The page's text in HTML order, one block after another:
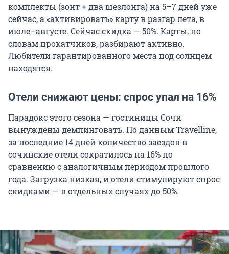
комплекты (зонт + два шезлонга) на 5–7 дней уже
сейчас, а «активировать» карту в разгар лета, в
июле–августе. Сейчас скидка — 50%. Карты, по
словам прокатчиков, разбирают активно.
Любители гарантированного места под солнцем
находятся.
Отели снижают цены: спрос упал на 16%
Парадокс этого сезона — гостиницы Сочи
вынуждены демпинговать. По данным Travelline,
за последние 14 дней количество заездов в
сочинские отели сократилось на 16% по
сравнению с аналогичным периодом прошлого
года. Загрузка низкая, и отели стимулируют спрос
скидками — в отдельных случаях до 50%.